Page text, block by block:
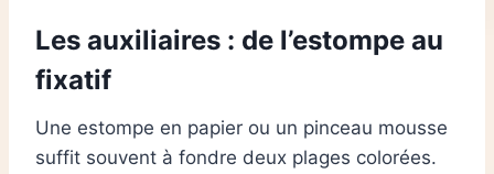
Les auxiliaires : de l’estompe au
fixatif
Une estompe en papier ou un pinceau mousse
suffit souvent à fondre deux plages colorées.